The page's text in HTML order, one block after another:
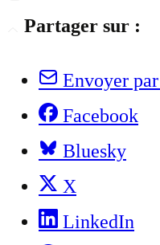
Partager sur :
Envoyer
Facebook
Bluesky
X
LinkedIn